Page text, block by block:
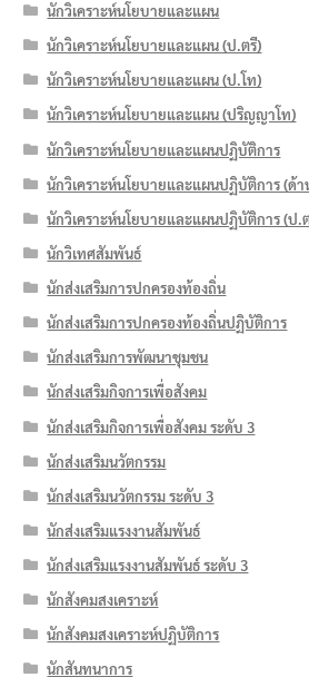
นักวิเคราะห์นโยบายและแผน
นักวิเคราะห์นโยบายและแผน (ป.ตรี)
นักวิเคราะห์นโยบายและแผน (ป.โท)
นักวิเคราะห์นโยบายและแผน (ปริญญาโท)
นักวิเคราะห์นโยบายและแผนปฏิบัติการ
นักวิเคราะห์นโยบายและแผนปฏิบัติการ (ด้
นักวิเคราะห์นโยบายและแผนปฏิบัติการ (ป.
นักวิเทศสัมพันธ์
นักส่งเสริมการปกครองท้องถิ่น
นักส่งเสริมการปกครองท้องถิ่นปฏิบัติการ
นักส่งเสริมการพัฒนาชุมชน
นักส่งเสริมกิจการเพื่อสังคม
นักส่งเสริมกิจการเพื่อสังคม ระดับ 3
นักส่งเสริมนวัตกรรม
นักส่งเสริมนวัตกรรม ระดับ 3
นักส่งเสริมแรงงานสัมพันธ์
นักส่งเสริมแรงงานสัมพันธ์ ระดับ 3
นักสังคมสงเคราะห์
นักสังคมสงเคราะห์ปฏิบัติการ
นักสันทนาการ